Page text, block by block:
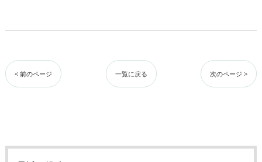
< 前のページ 一覧に戻る 次のページ >